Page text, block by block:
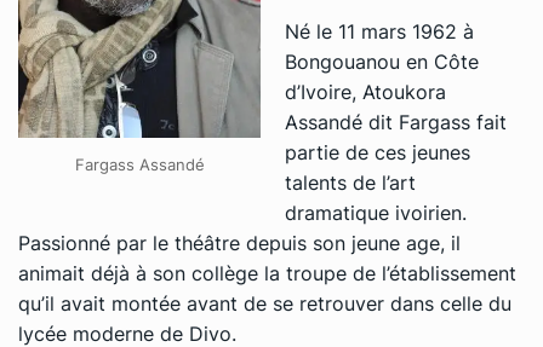
Fargass Assandé
Né le 11 mars 1962 à
Bongouanou en Côte
d’Ivoire, Atoukora
Assandé dit Fargass fait
partie de ces jeunes
talents de l’art
dramatique ivoirien.
Passionné par le théâtre depuis son jeune age, il
animait déjà à son collège la troupe de l’établissement
qu’il avait montée avant de se retrouver dans celle du
lycée moderne de Divo.